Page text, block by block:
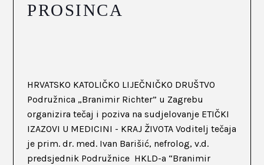
PROSINCA
HRVATSKO KATOLIČKO LIJEČNIČKO DRUŠTVO
Podružnica „Branimir Richter” u Zagrebu
organizira tečaj i poziva na sudjelovanje ETIČKI
IZAZOVI U MEDICINI - KRAJ ŽIVOTA Voditelj tečaja
je prim. dr. med. Ivan Barišić, nefrolog, v.d.
predsjednik Podružnice HKLD-a “Branimir